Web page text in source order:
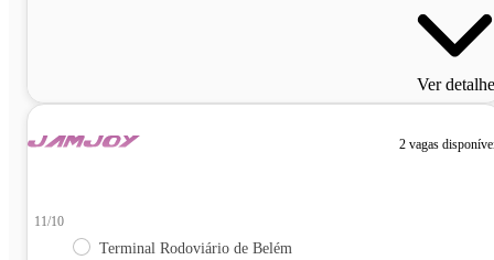
Ver
2 vagas
11/10
Terminal Rodoviário de Belém